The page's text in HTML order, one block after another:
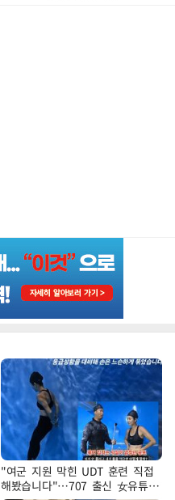
"여군 지원 막힌 UDT 훈련 직접
해봤습니다"…707 출신 女유튜버